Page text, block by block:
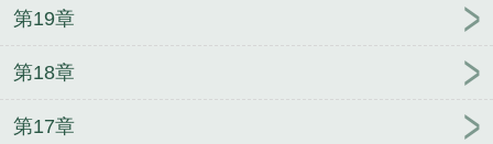
完本[系统生子
重生之
鱼和猫
假少爷决定不再吸真少爷续命
嫌联姻工具人[娱乐圈]
每个世界都
第19章
第18章
第17章